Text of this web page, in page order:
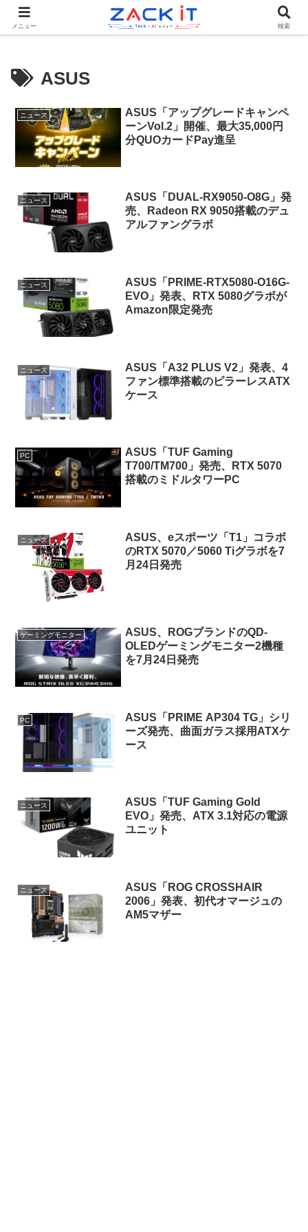
Tech×AIメディア『ZACK IT - 未来をもっと身近に』
ASUS
ニュース
ASUS「アップグレードキャンペ
ーンVol.2」開催、最大35,000円
分QUOカードPay進呈
ニュース
ASUS「DUAL-RX9050-O8G」発
売、Radeon RX 9050搭載のデュ
アルファングラボ
ニュース
ASUS「PRIME-RTX5080-O16G-
EVO」発表、RTX 5080グラボが
Amazon限定発売
ニュース
ASUS「A32 PLUS V2」発表、4
ファン標準搭載のピラーレスATX
ケース
PC
ASUS「TUF Gaming
T700/TM700」発売、RTX 5070
搭載のミドルタワーPC
ニュース
ASUS、eスポーツ「T1」コラボ
のRTX 5070／5060 Tiグラボを7
月24日発売
ゲーミングモニター
ASUS、ROGブランドのQD-
OLEDゲーミングモニター2機種
を7月24日発売
PC
ASUS「PRIME AP304 TG」シリ
ーズ発売、曲面ガラス採用ATXケ
ース
ニュース
ASUS「TUF Gaming Gold
EVO」発売、ATX 3.1対応の電源
ユニット
ニュース
ASUS「ROG CROSSHAIR
2006」発表、初代オマージュの
AM5マザー
メニュー 検索